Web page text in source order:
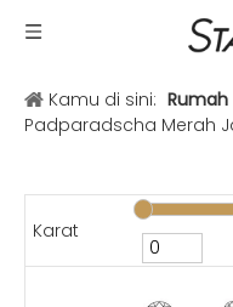
Kamu di sini: Rumah
Padparadscha Merah
Karat